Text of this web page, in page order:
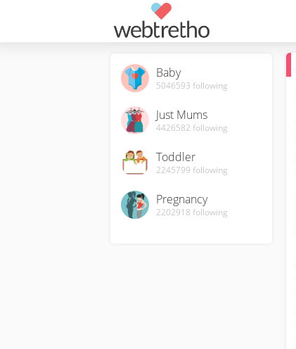
Baby
5046593 following
Just Mums
4426582 following
Toddler
2245799 following
Pregnancy
2202918 following